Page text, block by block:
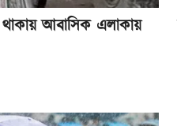
থাকায় আবাসিক এলাকায়